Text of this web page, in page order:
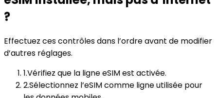
?
Effectuez ces contrôles dans l’ordre avant de modifier
d’autres réglages.
1.Vérifiez que la ligne eSIM est activée.
2.Sélectionnez l’eSIM comme ligne utilisée pour